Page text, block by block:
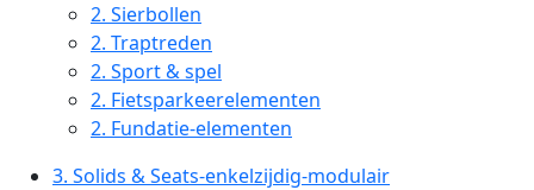
2. Sierbollen
2. Traptreden
2. Sport & spel
2. Fietsparkeerelementen
2. Fundatie-elementen
3. Solids & Seats-enkelzijdig-modulair